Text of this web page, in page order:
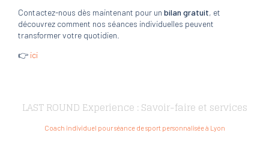
Contactez-nous dès maintenant pour un bilan gratuit, et
découvrez comment nos séances individuelles peuvent
transformer votre quotidien.
👉 ici
LAST ROUND Experience : Savoir-faire et services
Coach individuel pour séance de sport personnalisée à Lyon